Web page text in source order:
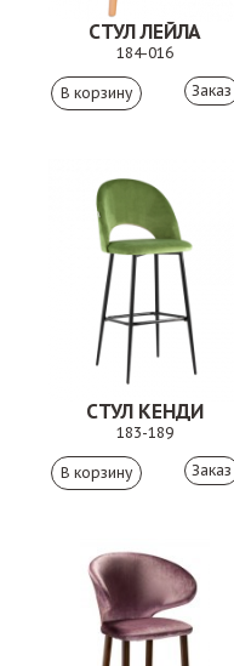
СТУЛ ЛЕЙЛА
184-016
Заказ
СТУЛ КЕНДИ
183-189
Заказ